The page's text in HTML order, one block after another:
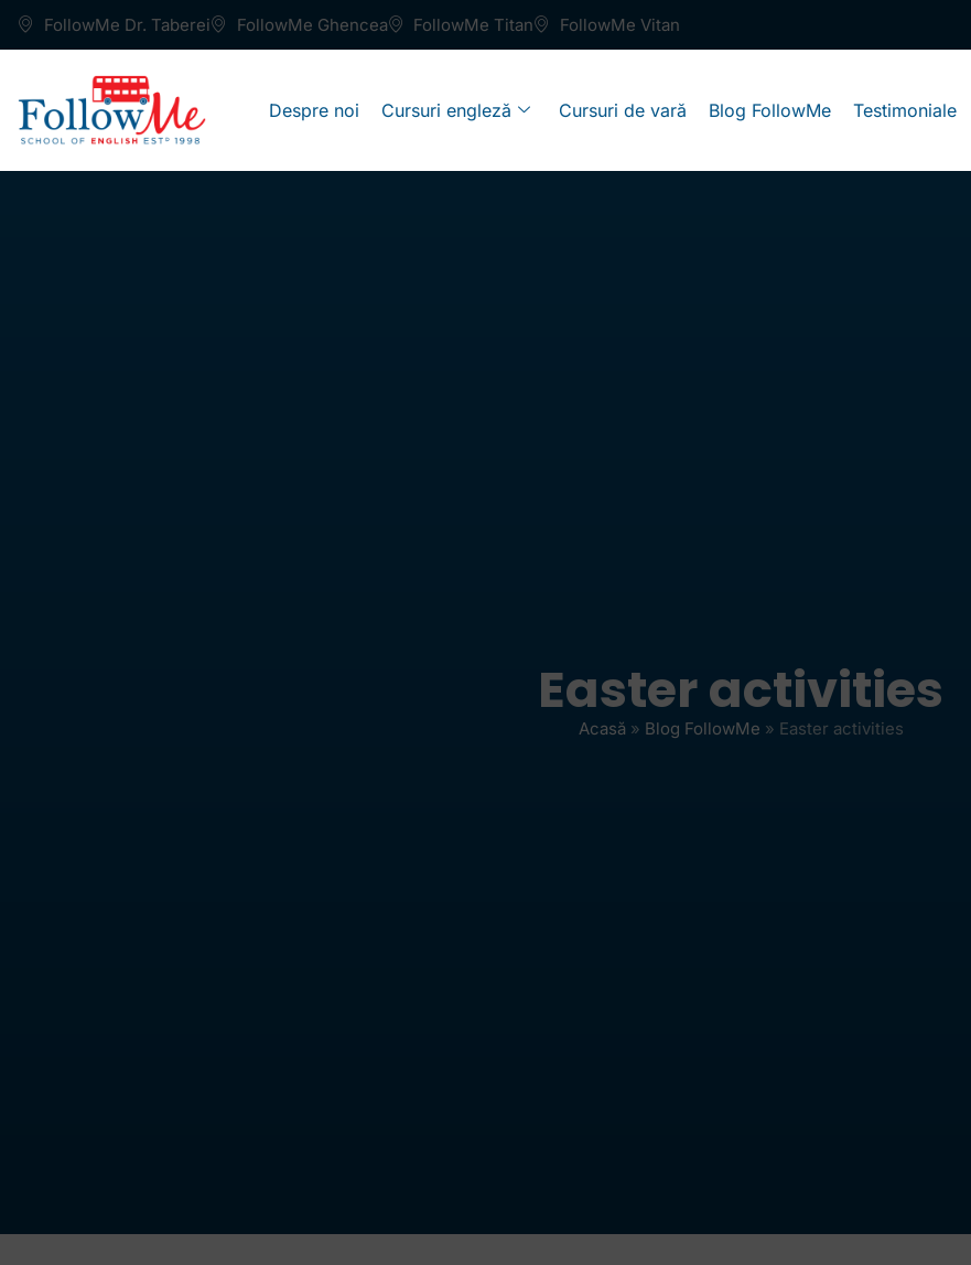
FollowMe Dr. Taberei FollowMe Ghencea FollowMe Titan FollowMe Vitan
Despre noi Cursuri engleză Cursuri de vară Blog FollowMe Testimoniale
Easter activities
Acasă » Blog FollowMe » Easter activities